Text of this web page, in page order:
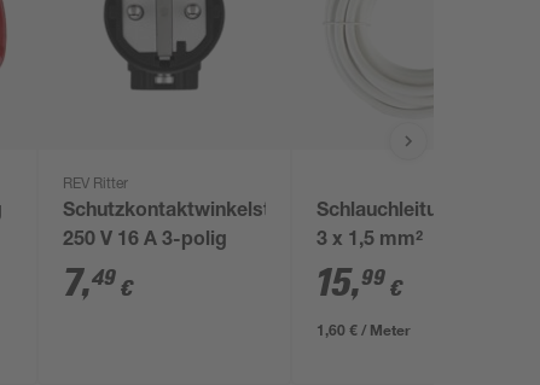
REV Ritter
Schutzkontaktwinkelstecker
250 V 16 A 3-polig
7,49 €
Schlauchleitung weiß
3 x 1,5 mm²
15,99 €
1,60 € / Meter